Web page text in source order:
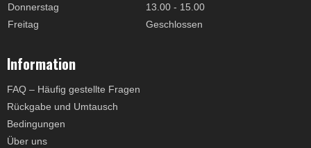
Donnerstag
13.00 - 15.00
Freitag
Geschlossen
Information
FAQ – Häufig gestellte Fragen
Rückgabe und Umtausch
Bedingungen
Über uns